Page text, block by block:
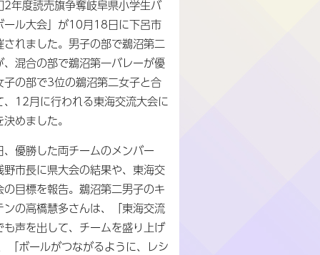
2年度読売旗争奪岐阜県小学生バ
ール大会」が10月18日に下呂市
されました。男子の部で鵜沼第二
、混合の部で鵜沼第一バレーが優
子の部で3位の鵜沼第二女子と合
、12月に行われる東海交流大会に
めました。
、優勝した両チームのメンバー
野市長に県大会の結果や、東海交
の目標を報告。鵜沼第二男子のキ
ンの高橋慧多さんは、「東海交流
も声を出して、チームを盛り上げ
「ボールがつながるように、レシ